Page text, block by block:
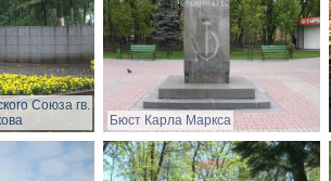
Союза гв.
Бюст Карла Маркса